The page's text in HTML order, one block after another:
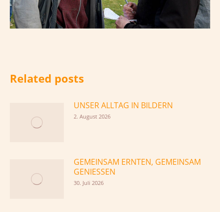
Related posts
UNSER ALLTAG IN BILDERN
2. August 2026
GEMEINSAM ERNTEN, GEMEINSAM
GENIESSEN
30. Juli 2026